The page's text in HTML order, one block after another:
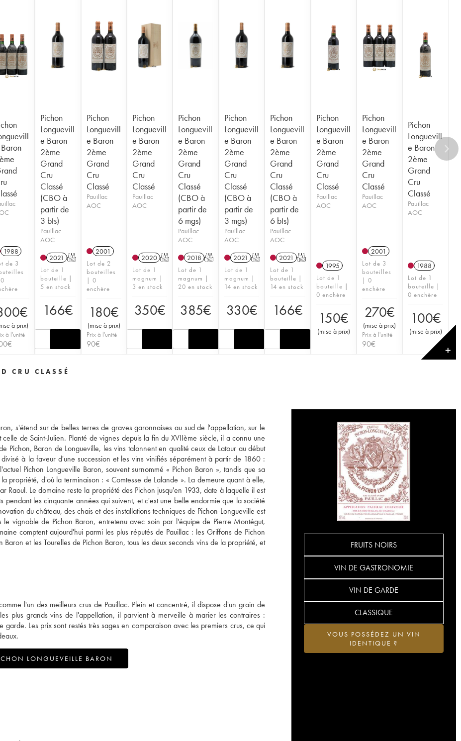
1988
de 3
€
à prix)
à l'unité
€
Pichon
Longuevill
e Baron
2ème
Grand
Cru
Classé
(CBO à
partir de
3 bts)
Pauillac
AOC
2021 T
Lot de 1
bouteille |
5 en stock
166€
Pichon
Longuevill
e Baron
2ème
Grand
Cru
Classé
Pauillac
AOC
2001
Lot de 2
bouteilles
| 0
enchère
180€
(mise à prix)
Prix à l'unité
90€
Pichon
Longuevill
e Baron
2ème
Grand
Cru
Classé
Pauillac
AOC
2020 T
Lot de 1
magnum |
3 en stock
350€
Pichon
Longuevill
e Baron
2ème
Grand
Cru
Classé
(CBO à
partir de
6 mgs)
Pauillac
AOC
2018 T
Lot de 1
magnum |
20 en stock
385€
Pichon
Longuevill
e Baron
2ème
Grand
Cru
Classé
(CBO à
partir de
3 mgs)
Pauillac
AOC
2021 T
Lot de 1
magnum |
14 en stock
330€
Pichon
Longuevill
e Baron
2ème
Grand
Cru
Classé
(CBO à
partir de
6 bts)
Pauillac
AOC
2021 T
Lot de 1
bouteille |
14 en stock
166€
Pichon
Longuevill
e Baron
2ème
Grand
Cru
Classé
Pauillac
AOC
1995
Lot de 1
bouteille |
0 enchère
150€
(mise à prix)
Pichon
Longuevill
e Baron
2ème
Grand
Cru
Classé
Pauillac
AOC
2001
Lot de 3
bouteilles
| 0
enchère
270€
(mise à prix)
Prix à l'unité
90€
Pichon
Longuevill
e Baron
2ème
Grand
Cru
Classé
Pauillac
AOC
1988
Lot de 1
bouteille |
0 enchère
100€
(mise à prix)
✕
CRU CLASSÉ
s'étend sur de belles terres de graves garonnaises au sud de l'appellation, sur le
de Saint-Julien. Planté de vignes depuis la fin du XVIIème siècle, il a connu une
Pichon, Baron de Longueville, les vins talonnent en qualité ceux de Latour au début
à la faveur d'une succession et les vins vinifiés séparément à partir de 1860 :
Pichon Longueville Baron, souvent surnommé « Pichon Baron », tandis que sa
propriété, d'où la terminaison : « Comtesse de Lalande ». La demeure quant à elle,
Raoul. Le domaine reste la propriété des Pichon jusqu'en 1933, date à laquelle il est
les cinquante années qui suivent, et c'est une belle endormie que la société
du château, des chais et des installations techniques de Pichon-Longueville est
vignoble de Pichon Baron, entretenu avec soin par l'équipe de Pierre Montégut,
comptent aujourd'hui parmi les plus réputés de Pauillac : les Griffons de Pichon
et les Tourelles de Pichon Baron, tous les deux seconds vins de la propriété, et
l'un des meilleurs crus de Pauillac. Plein et concentré, il dispose d'un grain de
plus grands vins de l'appellation, il parvient à merveille à marier les contraires :
Les prix sont restés très sages en comparaison avec les premiers crus, ce qui
LONGUEVEILLE BARON
FRUITS NOIRS
VIN DE GASTRONOMIE
VIN DE GARDE
CLASSIQUE
VOUS POSSÉDEZ UN VIN
IDENTIQUE ?